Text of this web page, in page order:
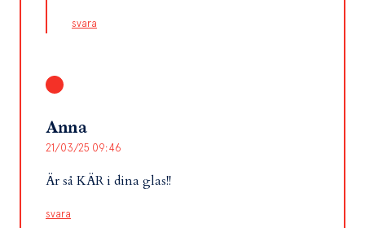
svara
Anna
21/03/25 09:46
Är så KÄR i dina glas!!
svara